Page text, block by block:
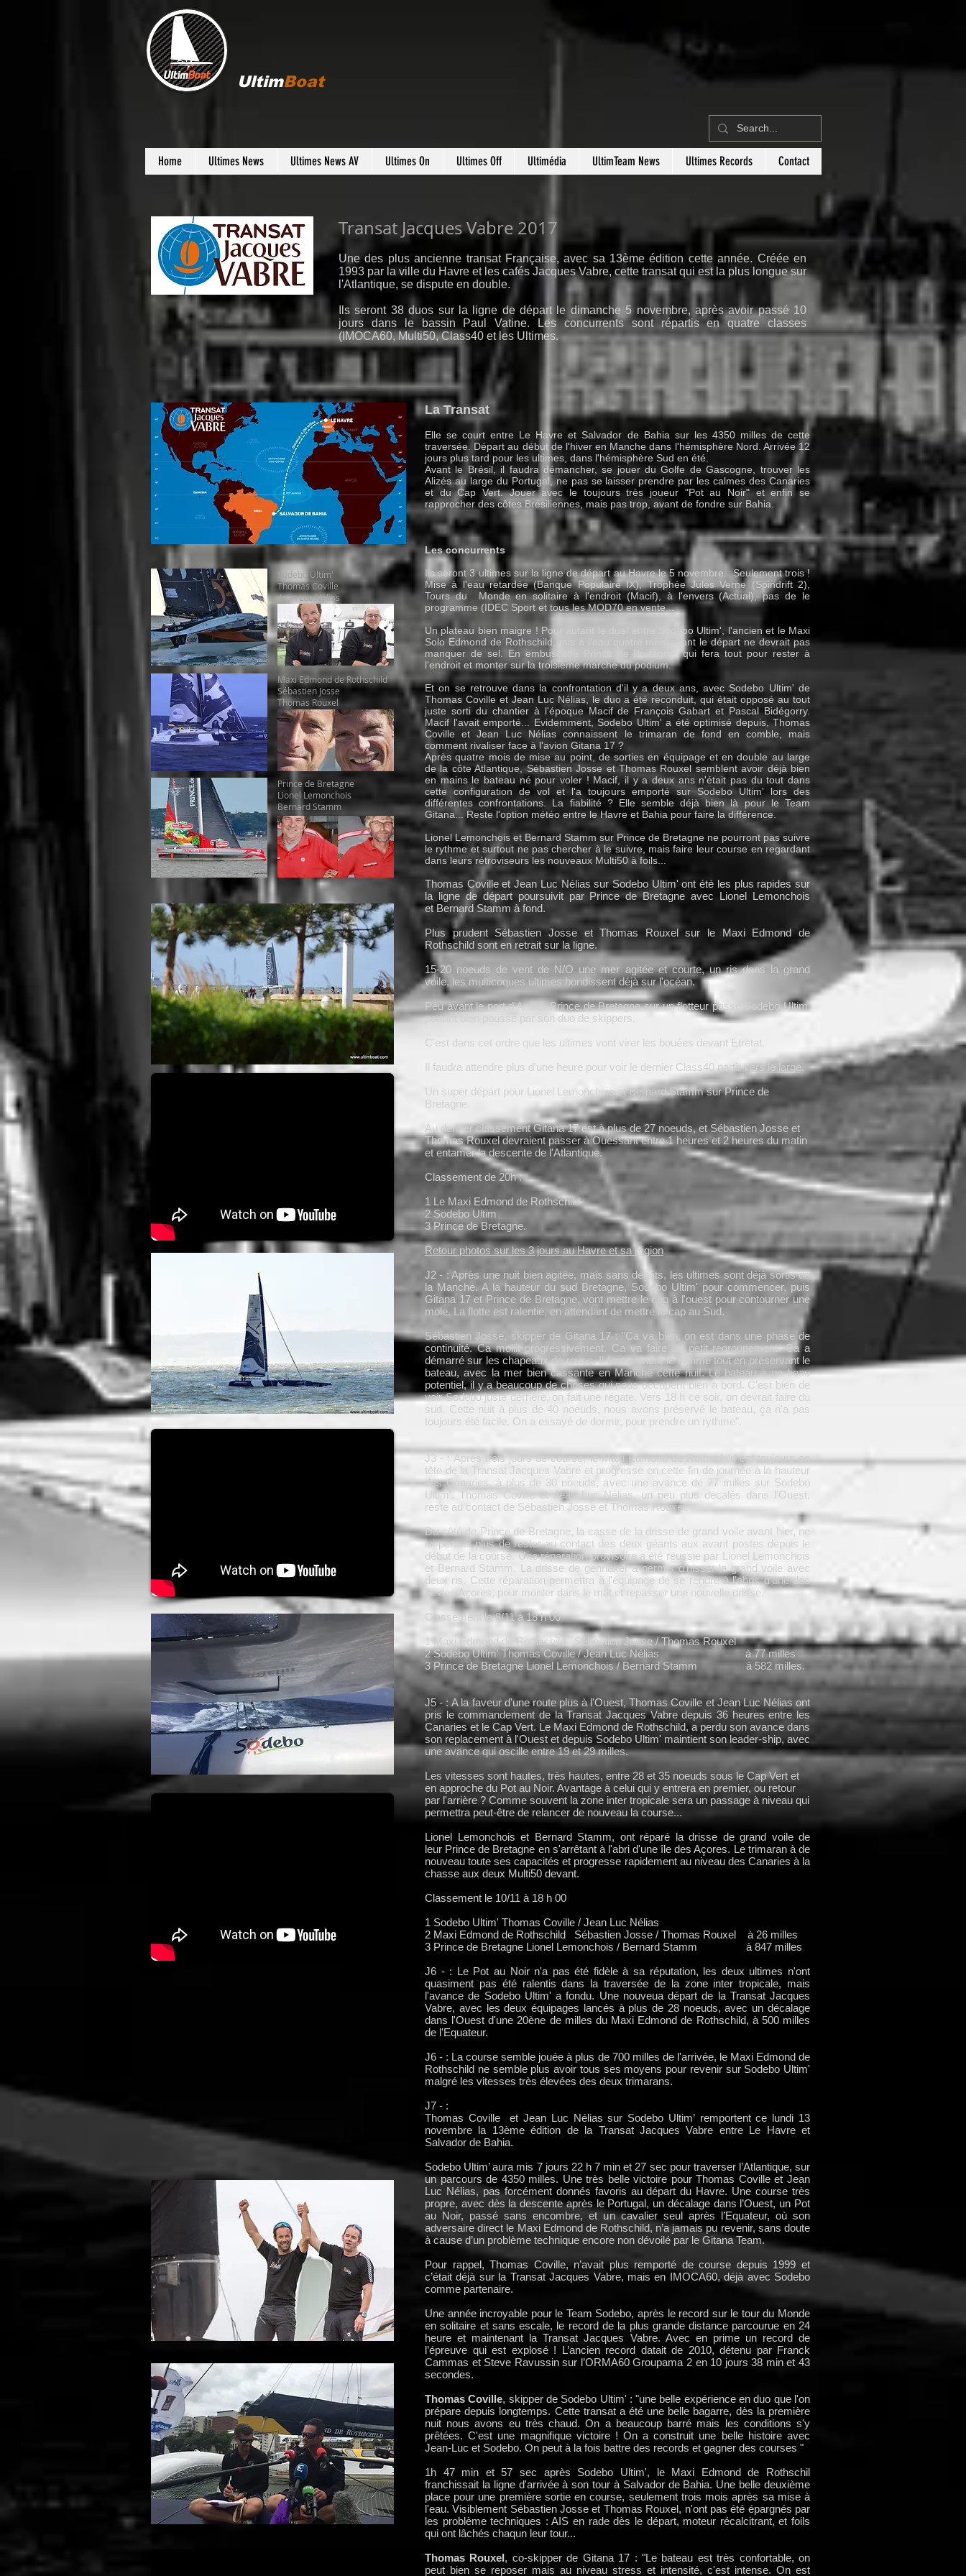
UltimBoat
Home Ultimes News Ultimes News AV Ultimes On Ultimes Off Ultimédia UltimTeam News Ultimes Records Contact
Transat Jacques Vabre 2017
Une des plus ancienne transat Française, avec sa 13ème édition cette année. Créée en
1993 par la ville du Havre et les cafés Jacques Vabre, cette transat qui est la plus longue sur
l'Atlantique, se dispute en double.
Ils seront 38 duos sur la ligne de départ le dimanche 5 novembre, après avoir passé 10
jours dans le bassin Paul Vatine. Les concurrents sont répartis en quatre classes
(IMOCA60, Multi50, Class40 et les Ultimes.
Sodebo Ultim'
Thomas Coville
Jean Luc Nélias
Maxi Edmond de Rothschild
Sébastien Josse
Thomas Rouxel
Prince de Bretagne
Lionel Lemonchois
Bernard Stamm
La Transat
Elle se court entre Le Havre et Salvador de Bahia sur les 4350 milles de cette
traversée. Départ au début de l'hiver en Manche dans l'hémisphère Nord. Arrivée 12
jours plus tard pour les ultimes, dans l'hémisphère Sud en été.
Avant le Brésil, il faudra démancher, se jouer du Golfe de Gascogne, trouver les
Alizés au large du Portugal, ne pas se laisser prendre par les calmes des Canaries
et du Cap Vert. Jouer avec le toujours très joueur "Pot au Noir" et enfin se
rapprocher des côtes Brésiliennes, mais pas trop, avant de fondre sur Bahia.
Les concurrents
Ils seront 3 ultimes sur la ligne de départ au Havre le 5 novembre. Seulement trois !
Mise à l'eau retardée (Banque Populaire IX), Trophée Jules Verne (Spindrift 2),
Tours du Monde en solitaire à l'endroit (Macif), à l'envers (Actual), pas de le
programme (IDEC Sport et tous les MOD70 en vente...
Un plateau bien maigre ! Pour autant le duel entre Sodebo Ultim', l'ancien et le Maxi
Solo Edmond de Rothschild, mis à l'eau quatre mois avant le départ ne devrait pas
manquer de sel. En embuscade Prince de Bretagne, qui fera tout pour rester à
l'endroit et monter sur la troisième marche du podium.
Et on se retrouve dans la confrontation d'il y a deux ans, avec Sodebo Ultim' de
Thomas Coville et Jean Luc Nélias, le duo a été reconduit, qui était opposé au tout
juste sorti du chantier à l'époque Macif de François Gabart et Pascal Bidégorry.
Macif l'avait emporté... Evidemment, Sodebo Ultim' a été optimisé depuis, Thomas
Coville et Jean Luc Nélias connaissent le trimaran de fond en comble, mais
comment rivaliser face à l'avion Gitana 17 ?
Après quatre mois de mise au point, de sorties en équipage et en double au large
de la côte Atlantique, Sébastien Josse et Thomas Rouxel semblent avoir déjà bien
en mains le bateau né pour voler ! Macif, il y a deux ans n'était pas du tout dans
cette configuration de vol et l'a toujours emporté sur Sodebo Ultim' lors des
différentes confrontations. La fiabilité ? Elle semble déjà bien là pour le Team
Gitana... Reste l'option météo entre le Havre et Bahia pour faire la différence.
Lionel Lemonchois et Bernard Stamm sur Prince de Bretagne ne pourront pas suivre
le rythme et surtout ne pas chercher à le suivre, mais faire leur course en regardant
dans leurs rétroviseurs les nouveaux Multi50 à foils...
Thomas Coville et Jean Luc Nélias sur Sodebo Ultim' ont été les plus rapides sur
la ligne de départ poursuivit par Prince de Bretagne avec Lionel Lemonchois
et Bernard Stamm à fond.
Plus prudent Sébastien Josse et Thomas Rouxel sur le Maxi Edmond de
Rothschild sont en retrait sur la ligne.
15-20 noeuds de vent de N/O une mer agitée et courte, un ris dans la grand
voile, les multicoques ultimes bondissent déjà sur l'océan.
Peu avant le port d'Antifer Prince de Bretagne sur un flotteur passe Sodebo Ultim'
portant bien poussé par son duo de skippers.
C'est dans cet ordre que les ultimes vont virer les bouées devant Etretat.
Il faudra attendre plus d'une heure pour voir le dernier Class40 partir vers le large.
Un super départ pour Lionel Lemonchois et Bernard Stamm sur Prince de
Bretagne.
Au dernier classement Gitana 17 est à plus de 27 noeuds, et Sébastien Josse et
Thomas Rouxel devraient passer à Ouessant entre 1 heures et 2 heures du matin
et entamer la descente de l'Atlantique.
Classement de 20h :
1 Le Maxi Edmond de Rothschild
2 Sodebo Ultim
3 Prince de Bretagne.
Retour photos sur les 3 jours au Havre et sa région
J2 - : Après une nuit bien agitée, mais sans dégâts, les ultimes sont déjà sortis de
la Manche. A la hauteur du sud Bretagne, Sodebo Ultim' pour commencer, puis
Gitana 17 et Prince de Bretagne, vont mettre le cap à l'ouest pour contourner une
mole. La flotte est ralentie, en attendant de mettre le cap au Sud.
Sébastien Josse, skipper de Gitana 17 : "Ca va bien, on est dans une phase de
continuité. Ca mollit progressivement. Ca va faire un petit regroupement. Ca a
démarré sur les chapeaux de roues. Il faut prendre le rythme tout en préservant le
bateau, avec la mer bien cassante en Manche cette nuit. Le bateau à un beau
potentiel, il y a beaucoup de choses qui nous occupent bien à bord. C'est bien de
voir Sodebo juste derrière, on fait une régate. Vers 18 h ce soir, on devrait faire du
sud. Cette nuit à plus de 40 noeuds, nous avons préservé le bateau, ça n'a pas
toujours été facile. On a essayé de dormir, pour prendre un rythme".
J3 - : Après trois jours de course, le Maxi Edmond de Rothschild est toujours en
tête de la Transat Jacques Vabre et progresse en cette fin de journée à la hauteur
des Canaries, à plus de 30 noeuds, avec une avance de 77 milles sur Sodebo
Ultim'. Thomas Coville et Jean Luc Nélias, un peu plus décalés dans l'Ouest,
reste au contact de Sébastien Josse et Thomas Rouxel.
Du côté de Prince de Bretagne, la casse de la drisse de grand voile avant hier, ne
lui permet plus de rester au contact des deux géants aux avant postes depuis le
début de la course. Une réparation provisoire a été réussie par Lionel Lemonchois
et Bernard Stamm. La drisse de gennaker a permis d'hisser la grand voile avec
deux ris. Cette réparation permettra à l'équipage de se rendre à l'abris d'une des
île des Açores, pour monter dans le mât et repasser une nouvelle drisse.
Classement le 8/11 à 18 h 00
1 Maxi Edmond de Rothschild Sébastien Josse / Thomas Rouxel
2 Sodebo Ultim' Thomas Coville / Jean Luc Nélias à 77 milles
3 Prince de Bretagne Lionel Lemonchois / Bernard Stamm à 582 milles.
J5 - : A la faveur d'une route plus à l'Ouest, Thomas Coville et Jean Luc Nélias ont
pris le commandement de la Transat Jacques Vabre depuis 36 heures entre les
Canaries et le Cap Vert. Le Maxi Edmond de Rothschild, a perdu son avance dans
son replacement à l'Ouest et depuis Sodebo Ultim' maintient son leader-ship, avec
une avance qui oscille entre 19 et 29 milles.
Les vitesses sont hautes, très hautes, entre 28 et 35 noeuds sous le Cap Vert et
en approche du Pot au Noir. Avantage à celui qui y entrera en premier, ou retour
par l'arrière ? Comme souvent la zone inter tropicale sera un passage à niveau qui
permettra peut-être de relancer de nouveau la course...
Lionel Lemonchois et Bernard Stamm, ont réparé la drisse de grand voile de
leur Prince de Bretagne en s'arrêtant à l'abri d'une île des Açores. Le trimaran à de
nouveau toute ses capacités et progresse rapidement au niveau des Canaries à la
chasse aux deux Multi50 devant.
Classement le 10/11 à 18 h 00
1 Sodebo Ultim' Thomas Coville / Jean Luc Nélias
2 Maxi Edmond de Rothschild Sébastien Josse / Thomas Rouxel à 26 milles
3 Prince de Bretagne Lionel Lemonchois / Bernard Stamm à 847 milles
J6 - : Le Pot au Noir n'a pas été fidèle à sa réputation, les deux ultimes n'ont
quasiment pas été ralentis dans la traversée de la zone inter tropicale, mais
l'avance de Sodebo Ultim' a fondu. Une nouveua départ de la Transat Jacques
Vabre, avec les deux équipages lancés à plus de 28 noeuds, avec un décalage
dans l'Ouest d'une 20ène de milles du Maxi Edmond de Rothschild, à 500 milles
de l'Equateur.
J6 - : La course semble jouée à plus de 700 milles de l'arrivée, le Maxi Edmond de
Rothschild ne semble plus avoir tous ses moyens pour revenir sur Sodebo Ultim'
malgré les vitesses très élevées des deux trimarans.
J7 - :
Thomas Coville et Jean Luc Nélias sur Sodebo Ultim’ remportent ce lundi 13
novembre la 13ème édition de la Transat Jacques Vabre entre Le Havre et
Salvador de Bahia.
Sodebo Ultim’ aura mis 7 jours 22 h 7 min et 27 sec pour traverser l’Atlantique, sur
un parcours de 4350 milles. Une très belle victoire pour Thomas Coville et Jean
Luc Nélias, pas forcément donnés favoris au départ du Havre. Une course très
propre, avec dès la descente après le Portugal, un décalage dans l’Ouest, un Pot
au Noir, passé sans encombre, et un cavalier seul après l’Equateur, où son
adversaire direct le Maxi Edmond de Rothschild, n’a jamais pu revenir, sans doute
à cause d’un problème technique encore non dévoilé par le Gitana Team.
Pour rappel, Thomas Coville, n’avait plus remporté de course depuis 1999 et
c’était déjà sur la Transat Jacques Vabre, mais en IMOCA60, déjà avec Sodebo
comme partenaire.
Une année incroyable pour le Team Sodebo, après le record sur le tour du Monde
en solitaire et sans escale, le record de la plus grande distance parcourue en 24
heure et maintenant la Transat Jacques Vabre. Avec en prime un record de
l’épreuve qui est explosé ! L’ancien record datait de 2010, détenu par Franck
Cammas et Steve Ravussin sur l’ORMA60 Groupama 2 en 10 jours 38 min et 43
secondes.
Thomas Coville, skipper de Sodebo Ultim' : "une belle expérience en duo que l'on
prépare depuis longtemps. Cette transat a été une belle bagarre, dès la première
nuit nous avons eu très chaud. On a beaucoup barré mais les conditions s'y
prêtées. C'est une magnifique victoire ! On a construit une belle histoire avec
Jean-Luc et Sodebo. On peut à la fois battre des records et gagner des courses "
1h 47 min et 57 sec après Sodebo Ultim', le Maxi Edmond de Rothschil
franchissait la ligne d'arrivée à son tour à Salvador de Bahia. Une belle deuxième
place pour une première sortie en course, seulement trois mois après sa mise à
l'eau. Visiblement Sébastien Josse et Thomas Rouxel, n'ont pas été épargnés par
les problème techniques : AIS en rade dès le départ, moteur récalcitrant, et foils
qui ont lâchés chaqun leur tour...
Thomas Rouxel, co-skipper de Gitana 17 : "Le bateau est très confortable, on
peut bien se reposer mais au niveau stress et intensité, c'est intense. On est